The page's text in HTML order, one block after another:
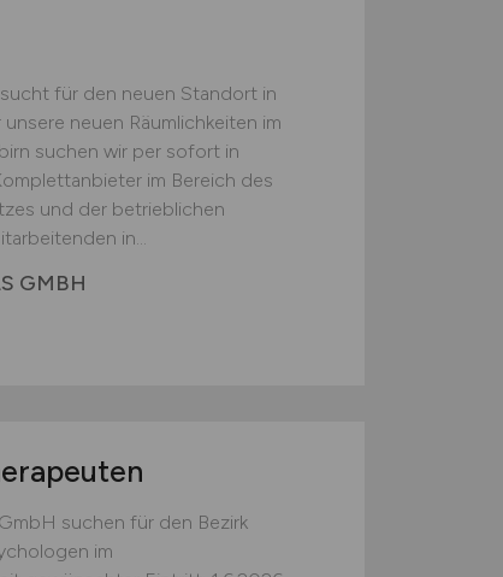
für den neuen Standort in
neuen Räumlichkeiten im
suchen wir per sofort in
im Bereich des
und der betrieblichen
in...
GMBH
suchen für den Bezirk
im